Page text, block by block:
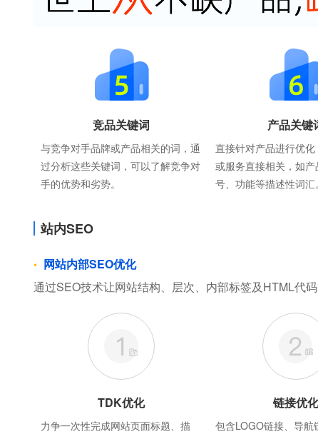
竞品关键词
与竞争对手品牌或产品相关的词，通
过分析这些关键词，可以了解竞争对
手的优势和劣势。
产品关键
直接针对产品进行优
或服务直接相关，如
号、功能等描述性词汇。
站内SEO
网站内部SEO优化
通过SEO技术让网站结构、层次、内部标签及HTML代码
TDK优化
力争一次性完成网站页面标题、描
链接优化
包含LOGO链接、导航